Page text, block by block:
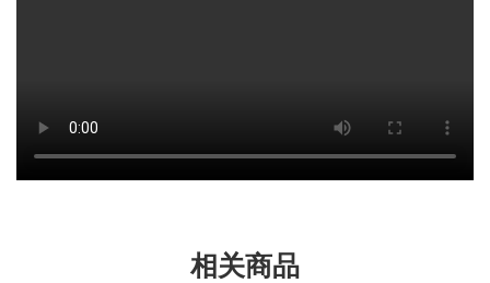
相关商品